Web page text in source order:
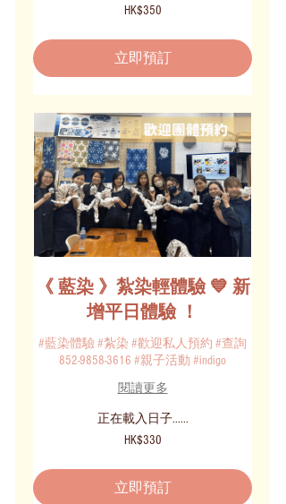
HK$350
立即預訂
《 藍染 》紮染輕體驗 💙 新
增平日體驗 ！
#藍染體驗 #紮染 #歡迎私人預約 #查詢
852-9858-3616 #親子活動 #indigo
閱讀更多
正在載入日子......
HK$330
立即預訂